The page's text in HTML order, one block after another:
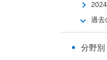
過去
分野別